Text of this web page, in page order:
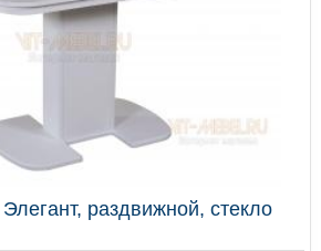
раздвижной, стекло